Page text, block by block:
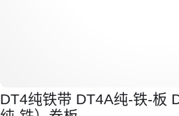
DT4纯铁带 DT4A纯-铁-板